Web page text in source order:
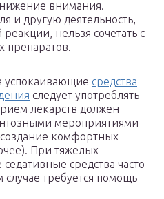
внимания.
и другую деятельность,
нельзя сочетать с
препаратов.
успокаивающие средства
следует употреблять
лекарств должен
мероприятиями
комфортных
При тяжелых
седативные средства часто
требуется помощь